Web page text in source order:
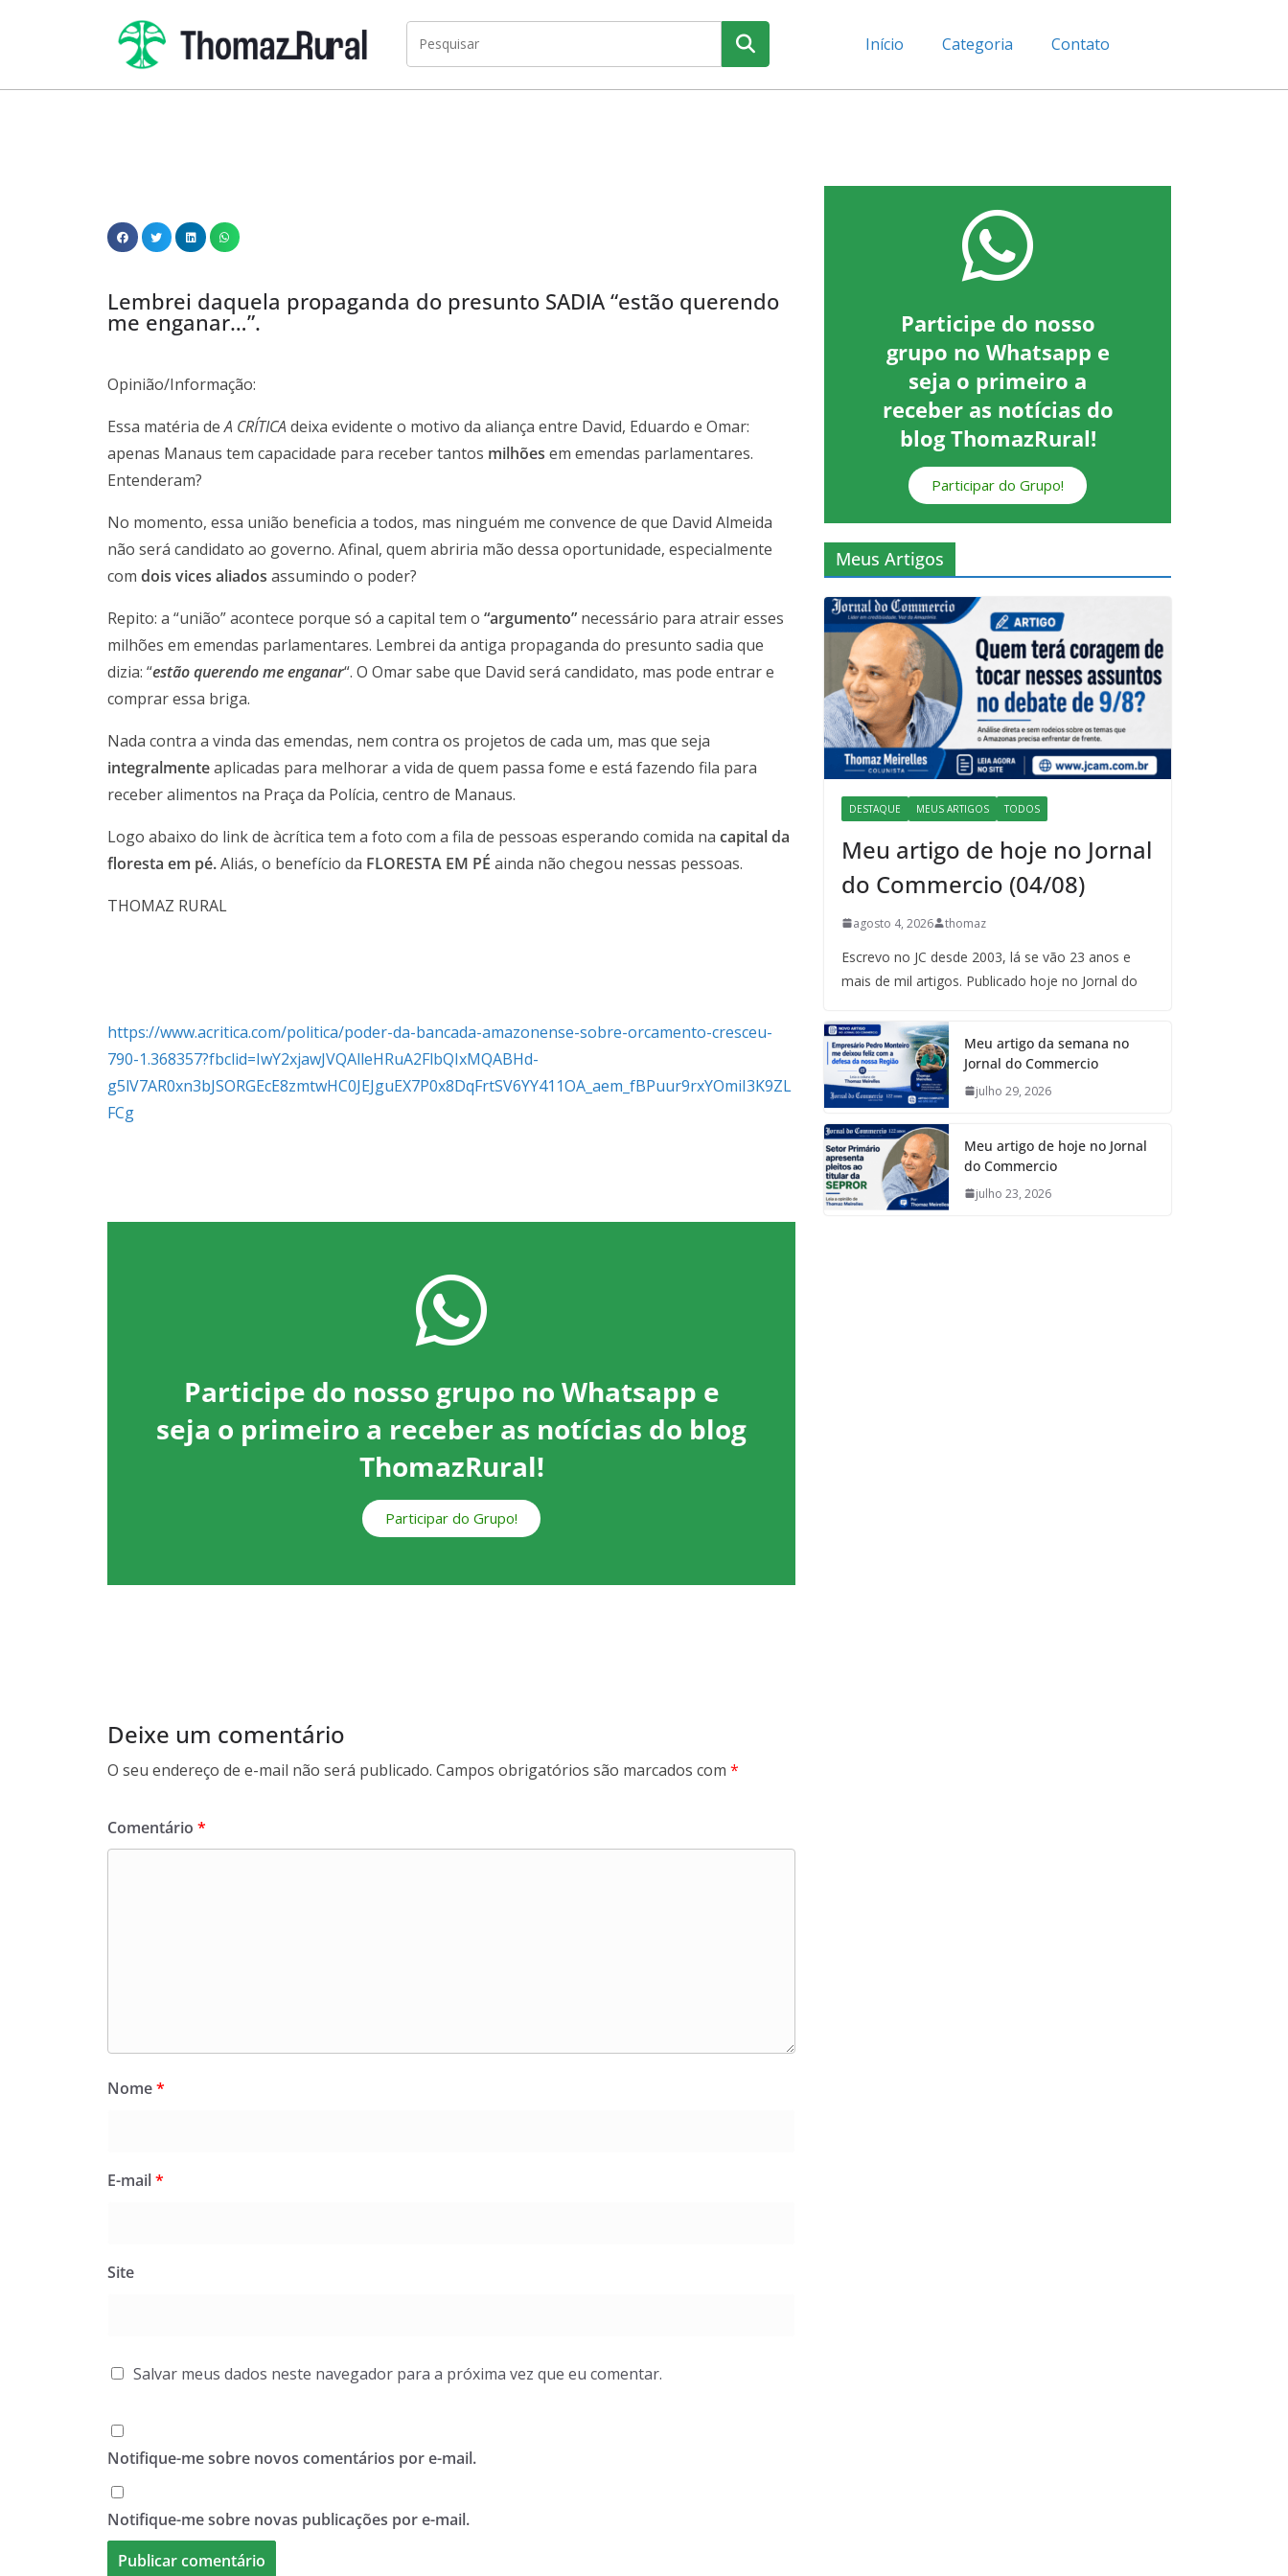
Início Categoria Contato
Lembrei daquela propaganda do presunto SADIA “estão querendo
me enganar…”.
Opinião/Informação:
Essa matéria deA CRÍTICAdeixa evidente o motivo da aliança entre David, Eduardo e Omar:
apenas Manaus tem capacidade para receber tantos milhões em emendas parlamentares.
Entenderam?
No momento, essa união beneficia a todos, mas ninguém me convence de que David Almeida
não será candidato ao governo. Afinal, quem abriria mão dessa oportunidade, especialmente
com dois vices aliados assumindo o poder?
Repito: a “união” acontece porque só a capital tem o “argumento” necessário para atrair esses
milhões em emendas parlamentares. Lembrei da antiga propaganda do presunto sadia que
dizia: “estão querendo me enganar“. O Omar sabe que David será candidato, mas pode entrar e
comprar essa briga.
Nada contra a vinda das emendas, nem contra os projetos de cada um, mas que seja
integralmenteaplicadas para melhorar a vida de quem passa fome e está fazendo fila para
receber alimentos na Praça da Polícia, centro de Manaus.
Logo abaixo do link de àcrítica tem a foto com a fila de pessoas esperando comida na capital da
floresta em pé.Aliás, o benefício da FLORESTA EM PÉ ainda não chegou nessas pessoas.
THOMAZ RURAL
https://www.acritica.com/politica/poder-da-bancada-amazonense-sobre-orcamento-cresceu-
790-1.368357?fbclid=IwY2xjawJVQAlleHRuA2FlbQIxMQABHd-
g5lV7AR0xn3bJSORGEcE8zmtwHC0JEJguEX7P0x8DqFrtSV6YY411OA_aem_fBPuur9rxYOmiI3K9ZL
FCg
Participe do nosso grupo no Whatsapp e
seja o primeiro a receber as notícias do blog
ThomazRural!
Participar do Grupo!
Deixe um comentário
O seu endereço de e-mail não será publicado. Campos obrigatórios são marcados com *
Comentário *
Nome*
E-mail*
Site
Salvar meus dados neste navegador para a próxima vez que eu comentar.
Notifique-me sobre novos comentários por e-mail.
Notifique-me sobre novas publicações por e-mail.
Participe do nosso
grupo no Whatsapp e
seja o primeiro a
receber as notícias do
blog ThomazRural!
Participar do Grupo!
Meus Artigos
DESTAQUE MEUS ARTIGOS TODOS
Meu artigo de hoje no Jornal
do Commercio (04/08)
agosto 4, 2026 thomaz
Escrevo no JC desde 2003, lá se vão 23 anos e
mais de mil artigos. Publicado hoje no Jornal do
Meu artigo da semana no
Jornal do Commercio
julho 29, 2026
Meu artigo de hoje no Jornal
do Commercio
julho 23, 2026